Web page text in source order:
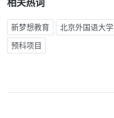
相关热词
新梦想教育 北京外国语大学
预科项目